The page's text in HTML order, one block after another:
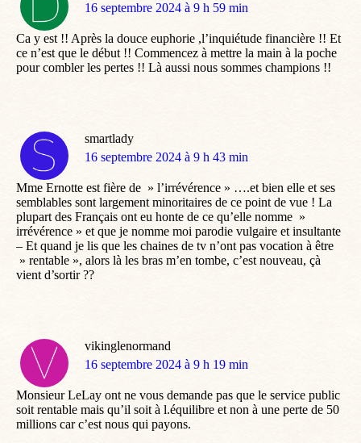
dit
16 septembre 2024 à 9 h 59 min
Ca y est !! Après la douce euphorie ,l’inquiétude financière !! Et
ce n’est que le début !! Commencez à mettre la main à la poche
pour combler les pertes !! Là aussi nous sommes champions !!
smartlady
dit
16 septembre 2024 à 9 h 43 min
Mme Ernotte est fière de » l’irrévérence » ….et bien elle et ses
semblables sont largement minoritaires de ce point de vue ! La
plupart des Français ont eu honte de ce qu’elle nomme »
irrévérence » et que je nomme moi parodie vulgaire et insultante
– Et quand je lis que les chaines de tv n’ont pas vocation à être
» rentable », alors là les bras m’en tombe, c’est nouveau, çà
vient d’sortir ??
vikinglenormand
dit
16 septembre 2024 à 9 h 19 min
Monsieur LeLay ont ne vous demande pas que le service public
soit rentable mais qu’il soit à l.équilibre et non à une perte de 50
millions car c’est nous qui payons.